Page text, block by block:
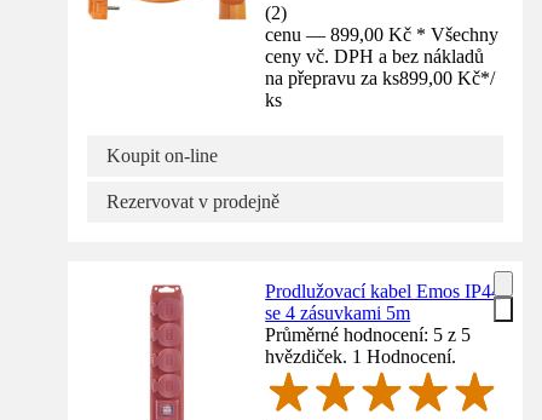
(2)
cenu — 899,00 Kč * Všechny
ceny vč. DPH a bez nákladů
na přepravu za ks899,00 Kč*/
ks
Koupit on-line
Rezervovat v prodejně
Prodlužovací kabel Emos IP44
se 4 zásuvkami 5m
Průměrné hodnocení: 5 z 5
hvězdiček. 1 Hodnocení.